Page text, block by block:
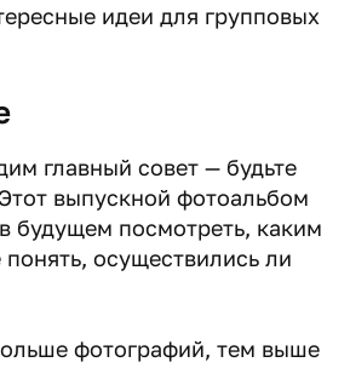
идеи для групповых
главный совет — будьте
выпускной фотоальбом
будущем посмотреть, каким
осуществились ли
фотографий, тем выше